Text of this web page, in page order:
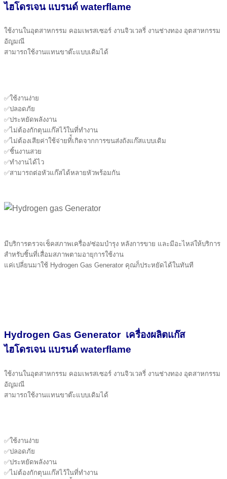
ไฮโดรเจน แบรนด์ waterflame
ใช้งานในอุตสาหกรรม คอมเพรสเซอร์ งานจิวเวลรี่ งานช่างทอง อุตสาหกรรม
อัญมณี
สามารถใช้งานแทนขาต๊ะแบบเดิมได้
✅ใช้งานง่าย
✅ปลอดภัย
✅ประหยัดพลังงาน
✅ไม่ต้องกักตุนแก๊สไว้ในที่ทำงาน
✅ไม่ต้องเสียค่าใช้จ่ายที่้เกิดจากการขนส่งถังแก๊สแบบเดิม
✅ชิ้นงานสวย
✅ทำงานได้ไว
✅สามารถต่อหัวแก๊สได้หลายหัวพร้อมกัน
มีบริการตรวจเช็คสภาพเครื่อง/ซ่อมบำรุง หลังการขาย และมีอะไหล่ให้บริการ
สำหรับชิ้นที่เสื่อมสภาพตามอายุการใช้งาน
แค่เปลี่ยนมาใช้ Hydrogen Gas Generator คุณก็ประหยัดได้ในทันที
Hydrogen Gas Generator เครื่องผลิตแก๊ส
ไฮโดรเจน แบรนด์ waterflame
ใช้งานในอุตสาหกรรม คอมเพรสเซอร์ งานจิวเวลรี่ งานช่างทอง อุตสาหกรรม
อัญมณี
สามารถใช้งานแทนขาต๊ะแบบเดิมได้
✅ใช้งานง่าย
✅ปลอดภัย
✅ประหยัดพลังงาน
✅ไม่ต้องกักตุนแก๊สไว้ในที่ทำงาน